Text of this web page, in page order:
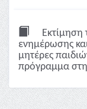
Εκτίμηση
ενημέρωσης
μητέρες
πρόγραμμα